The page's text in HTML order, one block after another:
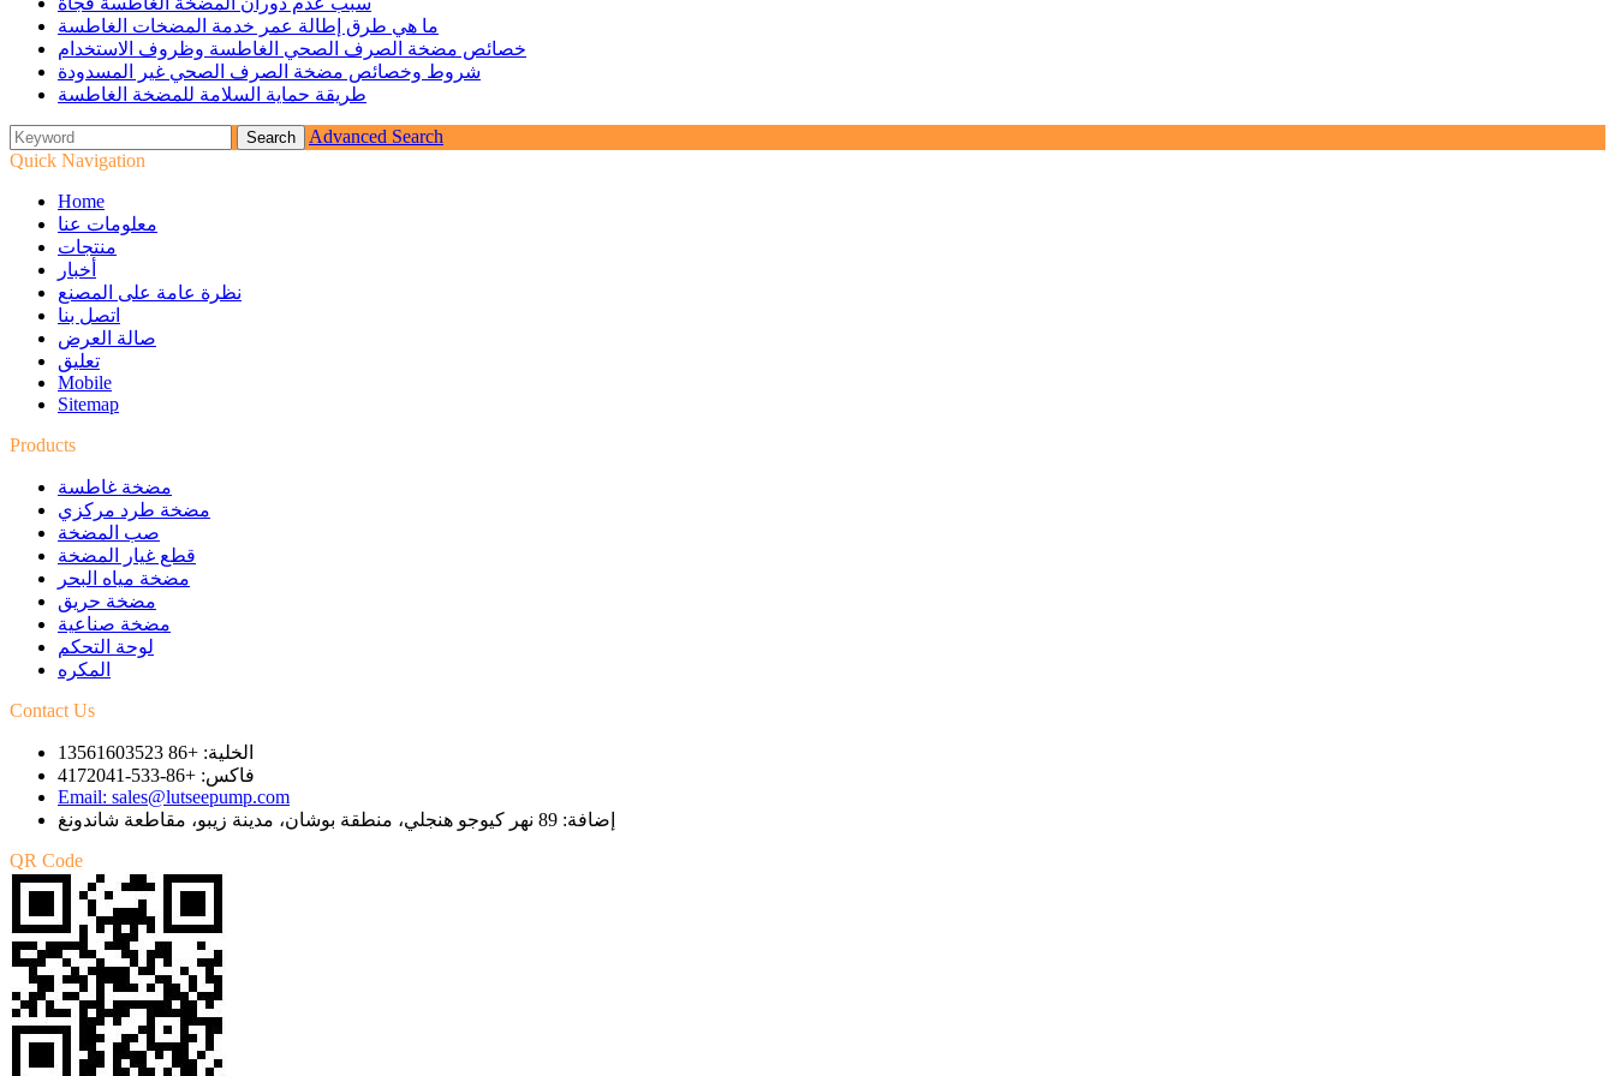
ما هي طرق إطالة عمر خدمة المضخات الغاطسة
خصائص مضخة الصرف الصحي الغاطسة وظروف الاستخدام
شروط وخصائص مضخة الصرف الصحي غير المسدودة
طريقة حماية السلامة للمضخة الغاطسة
Advanced Search
Quick Navigation
Home
معلومات عنا
منتجات
أخبار
نظرة عامة على المصنع
اتصل بنا
صالة العرض
تعليق
Mobile
Sitemap
Products
مضخة غاطسة
مضخة طرد مركزي
صب المضخة
قطع غيار المضخة
مضخة مياه البحر
مضخة حريق
مضخة صناعية
لوحة التحكم
المكره
Contact Us
الخلية: +86 13561603523
فاكس: +86-533-4172041
Email: sales@lutseepump.com
إضافة: 89 نهر كيوجو هنجلي، منطقة بوشان، مدينة زيبو، مقاطعة شاندونغ
QR Code